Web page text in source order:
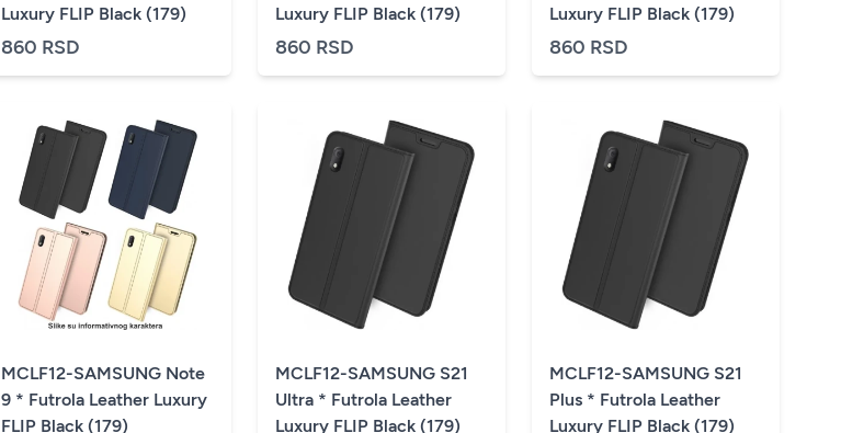
Luxury FLIP Black (179)
860 RSD
Luxury FLIP Black (179)
860 RSD
Luxury FLIP Black (179)
860 RSD
MCLF12-SAMSUNG Note
9 * Futrola Leather Luxury
FLIP Black (179)
MCLF12-SAMSUNG S21
Ultra * Futrola Leather
Luxury FLIP Black (179)
MCLF12-SAMSUNG S21
Plus * Futrola Leather
Luxury FLIP Black (179)